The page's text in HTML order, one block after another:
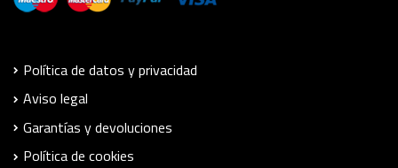
Política de datos y privacidad
Aviso legal
Garantías y devoluciones
Política de cookies